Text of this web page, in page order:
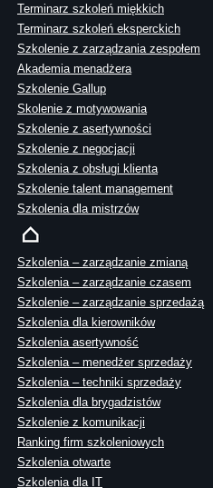
Terminarz szkoleń miękkich
Terminarz szkoleń eksperckich
Szkolenie z zarządzania zespołem
Akademia menadżera
Szkolenie Gallup
Skolenie z motywowania
Szkolenie z asertywności
Szkolenie z negocjacji
Szkolenia z obsługi klienta
Szkolenie talent management
Szkolenia dla mistrzów
Szkolenia – zarządzanie zmianą
Szkolenia – zarządzanie czasem
Szkolenie – zarządzanie sprzedażą
Szkolenia dla kierowników
Szkolenia asertywność
Szkolenia – menedżer sprzedaży
Szkolenia – techniki sprzedaży
Szkolenia dla brygadzistów
Szkolenie z komunikacji
Ranking firm szkoleniowych
Szkolenia otwarte
Szkolenia dla IT